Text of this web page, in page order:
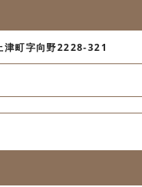
町字向野2228-321